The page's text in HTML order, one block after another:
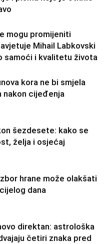
mogu promijeniti
Mihail Labkovski
samoći i kvalitetu života
kora ne bi smjela
nakon cijeđenja
šezdesete: kako se
želja i osjećaj
hrane može olakšati
dana
direktan: astrološka
četiri znaka pred